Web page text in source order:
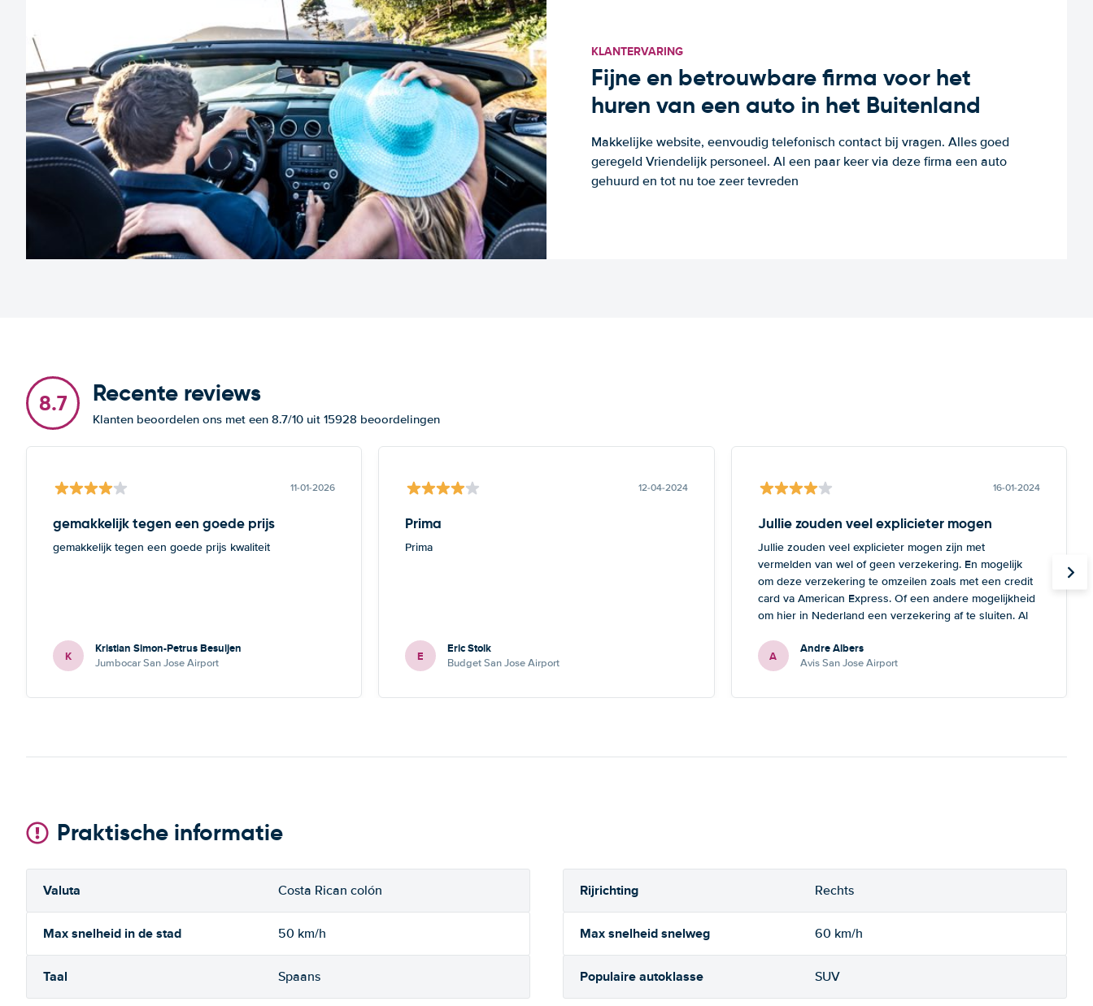
KLANTERVARING
Fijne en betrouwbare firma voor het
huren van een auto in het Buitenland
Makkelijke website, eenvoudig telefonisch contact bij vragen. Alles goed
geregeld Vriendelijk personeel. Al een paar keer via deze firma een auto
gehuurd en tot nu toe zeer tevreden
8.7 Recente reviews
Klanten beoordelen ons met een 8.7/10 uit 15928 beoordelingen
11-01-2026
gemakkelijk tegen een goede prijs
gemakkelijk tegen een goede prijs kwaliteit
K Kristian Simon-Petrus Besuijen
Jumbocar San Jose Airport
12-04-2024
Prima
Prima
E Eric Stolk
Budget San Jose Airport
16-01-2024
Jullie zouden veel explicieter mogen
Jullie zouden veel explicieter mogen zijn met
vermelden van wel of geen verzekering. En mogelijk
om deze verzekering te omzeilen zoals met een credit
card va American Express. Of een andere mogelijkheid
om hier in Nederland een verzekering af te sluiten. Al
A Andre Albers
Avis San Jose Airport
Praktische informatie
Valuta Costa Rican colón Rijrichting Rechts
Max snelheid in de stad 50 km/h Max snelheid snelweg 60 km/h
Taal Spaans Populaire autoklasse SUV